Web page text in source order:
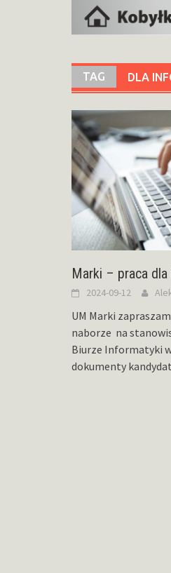
TAG DLA
Marki – praca
2024-09-12
UM Marki
naborze na
Biurze Informatyki
dokumenty